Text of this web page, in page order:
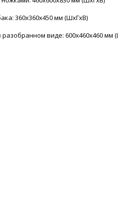
360х360х450 мм (ШхГхВ)
виде: 600х460х460 мм